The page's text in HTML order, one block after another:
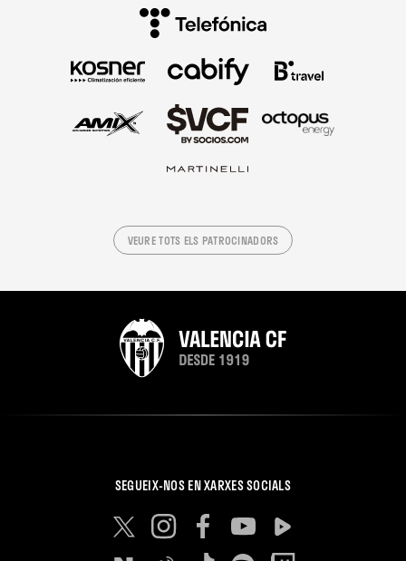
VEURE TOTS ELS PATROCINADORS
SEGUEIX-NOS EN XARXES SOCIALS